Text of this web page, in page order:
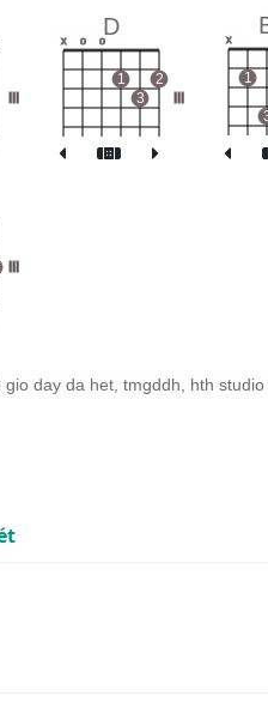
D
x o o
1
3
2
x
1
day da het, tmgddh, hth